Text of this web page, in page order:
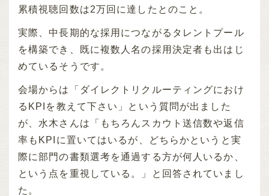
累積視聴回数は2万回に達したとのこと。
実際、中長期的な採用につながるタレントプール
を構築でき、既に複数人名の採用決定者も出はじ
めているそうです。
会場からは「ダイレクトリクルーティングにおけ
るKPIを教えて下さい」という質問が出ました
が、水木さんは「もちろんスカウト送信数や返信
率もKPIに置いてはいるが、どちらかというと実
際に部門の書類選考を通過する方が何人いるか、
という点を重視している。」と回答されていまし
た。